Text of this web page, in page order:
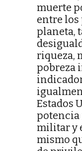
muerte
entre los
planeta,
riqueza,
pobreza
Estados
potencia
militar y
mismo